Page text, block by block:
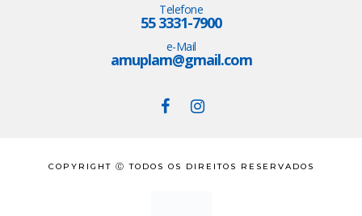
Telefone
55 3331-7900
e-Mail
amuplam@gmail.com
COPYRIGHT Ⓒ TODOS OS DIREITOS RESERVADOS